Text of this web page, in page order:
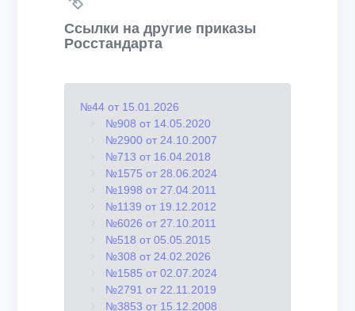
Ссылки на другие приказы
Росстандарта
№44 от 15.01.2026
№908 от 14.05.2020
№2900 от 24.10.2007
№713 от 16.04.2018
№1575 от 28.06.2024
№1998 от 27.04.2011
№1139 от 19.12.2012
№6026 от 27.10.2011
№518 от 05.05.2015
№308 от 24.02.2026
№1585 от 02.07.2024
№2791 от 22.11.2019
№3853 от 15.12.2008